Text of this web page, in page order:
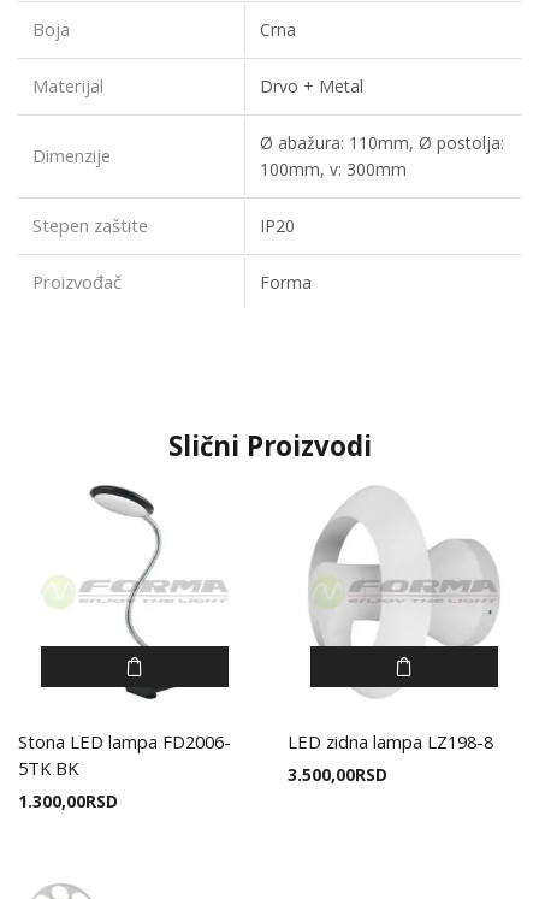
Boja Crna
Materijal Drvo + Metal
Dimenzije
Ø abažura: 110mm, Ø postolja:
100mm, v: 300mm
Stepen zaštite IP20
Proizvođač Forma
Slični Proizvodi
Stona LED lampa FD2006-
5TK BK
1.300,00RSD
LED zidna lampa LZ198-8
3.500,00RSD